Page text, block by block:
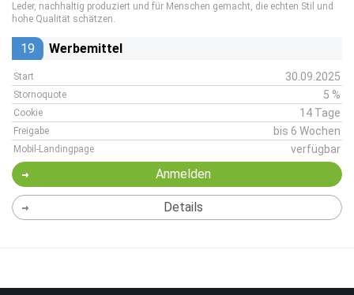
Leder, nachhaltig produziert und für Menschen gemacht, die echten Stil und
hohe Qualität schätzen.
19 Werbemittel
Start 30.09.2025
Stornoquote 5 %
Cookie 14 Tage
Freigabe bis 6 Wochen
Mobil-Landingpage verfügbar
Anmelden
Details